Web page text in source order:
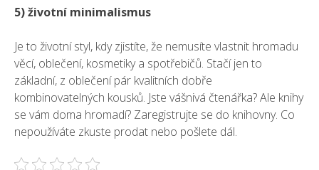
5) životní minimalismus
Je to životní styl, kdy zjistíte, že nemusíte vlastnit hromadu
věcí, oblečení, kosmetiky a spotřebičů. Stačí jen to
základní, z oblečení pár kvalitních dobře
kombinovatelných kousků. Jste vášnivá čtenářka? Ale knihy
se vám doma hromadí? Zaregistrujte se do knihovny. Co
nepoužíváte zkuste prodat nebo pošlete dál.